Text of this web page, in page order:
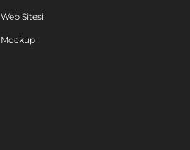
Web Sitesi
Mockup